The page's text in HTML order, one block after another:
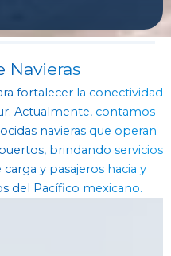
Navieras
fortalecer la conectividad
Actualmente, contamos
navieras que operan
brindando servicios
y pasajeros hacia y
del Pacífico mexicano.